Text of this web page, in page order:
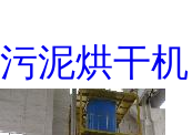
污泥烘干机